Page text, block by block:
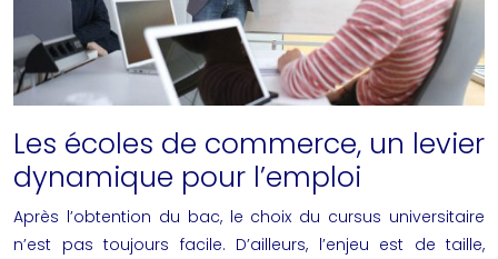
Les écoles de commerce, un levier
dynamique pour l’emploi
Après l’obtention du bac, le choix du cursus universitaire
n’est pas toujours facile. D’ailleurs, l’enjeu est de taille,